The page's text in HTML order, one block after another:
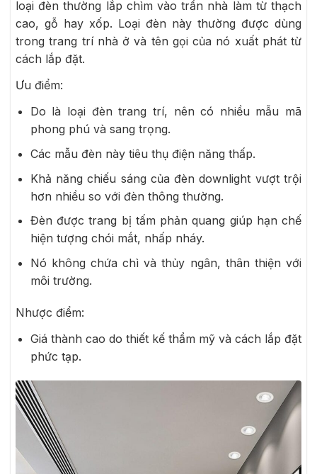
loại đèn thường lắp chìm vào trần nhà làm từ thạch
cao, gỗ hay xốp. Loại đèn này thường được dùng
trong trang trí nhà ở và tên gọi của nó xuất phát từ
cách lắp đặt.
Ưu điểm:
Do là loại đèn trang trí, nên có nhiều mẫu mã
phong phú và sang trọng.
Các mẫu đèn này tiêu thụ điện năng thấp.
Khả năng chiếu sáng của đèn downlight vượt trội
hơn nhiều so với đèn thông thường.
Đèn được trang bị tấm phản quang giúp hạn chế
hiện tượng chói mắt, nhấp nháy.
Nó không chứa chì và thủy ngân, thân thiện với
môi trường.
Nhược điểm:
Giá thành cao do thiết kế thẩm mỹ và cách lắp đặt
phức tạp.